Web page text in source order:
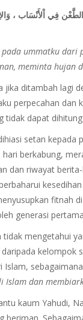
فِي اْلأَنْسَاب ،
pada ummatku dari
meminta hujan
jika ditambah lagi
perpecahan dan
tidak dapat
setan kepada
hari berkabung,
dan riwayat
fitnah
generasi
tidak mengetahui
kelompok
Islam,
Islam dan
kaum Yahudi,